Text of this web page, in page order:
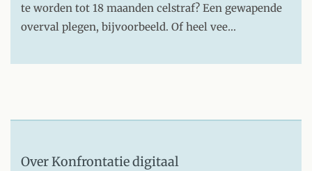
te worden tot 18 maanden celstraf? Een gewapende
overval plegen, bijvoorbeeld. Of heel vee…
Over Konfrontatie digitaal